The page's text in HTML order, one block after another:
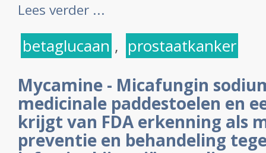
Lees verder ...
betaglucaan , prostaatkanker
Mycamine - Micafungin
medicinale paddestoelen en
krijgt van FDA erkenning als
preventie en behandeling